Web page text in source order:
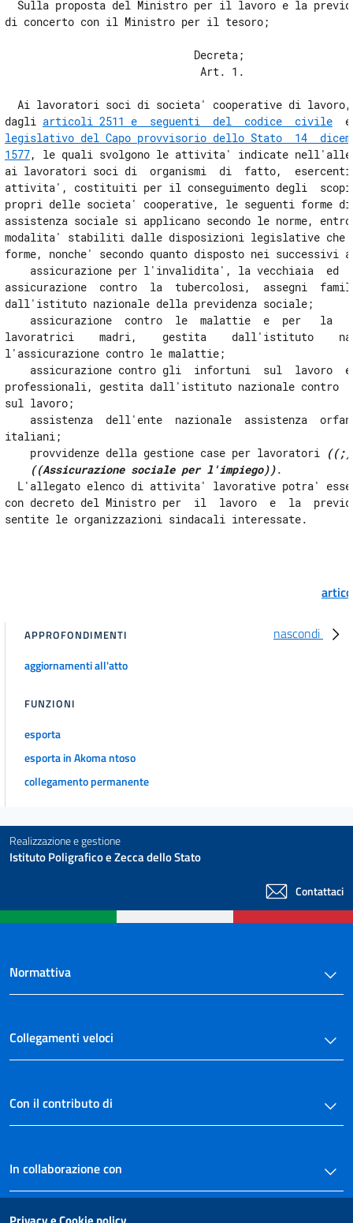
Sulla proposta del Ministro per il lavoro e la
di concerto con il Ministro per il tesoro;
                              Decreta;
                               Art. 1.
Ai lavoratori soci di societa' cooperative di
dagli articoli 2511 e  seguenti  del  codice  civile
legislativo del Capo provvisorio dello Stato  14
1577, le quali svolgono le attivita' indicate
ai lavoratori soci di  organismi  di  fatto,  esercenti
attivita', costituiti per il conseguimento degli
propri delle societa' cooperative, le seguenti forme di
assistenza sociale si applicano secondo le norme,
modalita' stabiliti dalle disposizioni legislative che
forme, nonche' secondo quanto disposto nei
assicurazione per l'invalidita', la vecchiaia  ed
assicurazione  contro  la  tubercolosi,  assegni
dall'istituto nazionale della previdenza sociale;
assicurazione  contro  le  malattie  e  per   la
lavoratrici    madri,    gestita    dall'istituto
l'assicurazione contro le malattie;
assicurazione contro gli  infortuni  sul  lavoro
professionali, gestita dall'istituto nazionale
sul lavoro;
assistenza  dell'ente  nazionale  assistenza
italiani;
    provvidenze della gestione case per lavoratori
((Assicurazione sociale per l'impiego)).
L'allegato elenco di attivita' lavorative potra'
con decreto del Ministro per  il  lavoro  e  la
nascondi
APPROFONDIMENTI
aggiornamenti all'atto
FUNZIONI
esporta
esporta in Akoma ntoso
collegamento permanente
Realizzazione e gestione
Istituto Poligrafico e Zecca dello Stato
Contattaci
Normattiva
Collegamenti veloci
Con il contributo di
In collaborazione con